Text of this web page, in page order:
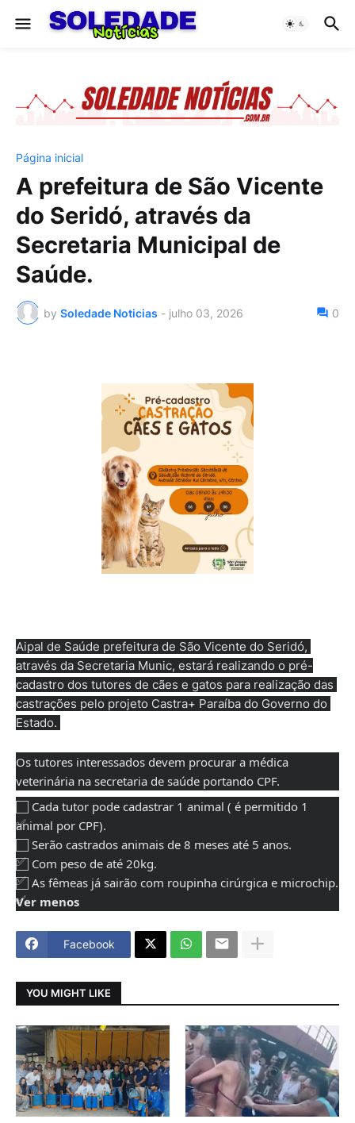
Página inicial
A prefeitura de São Vicente
do Seridó, através da
Secretaria Municipal de
Saúde.
by Soledade Noticias - julho 03, 2026 0
Aipal de Saúde prefeitura de São Vicente do Seridó,
através da Secretaria Munic, estará realizando o pré-
cadastro dos tutores de cães e gatos para realização das
castrações pelo projeto Castra+ Paraíba do Governo do
Estado.
Os tutores interessados devem procurar a médica
veterinária na secretaria de saúde portando CPF.
Cada tutor pode cadastrar 1 animal ( é permitido 1
animal por CPF).
Serão castrados animais de 8 meses até 5 anos.
Com peso de até 20kg.
Ver menos
Facebook
YOU MIGHT LIKE